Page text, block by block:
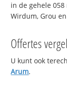
in de gehele
Wirdum, Grou
Offertes
U kunt ook
Arum.